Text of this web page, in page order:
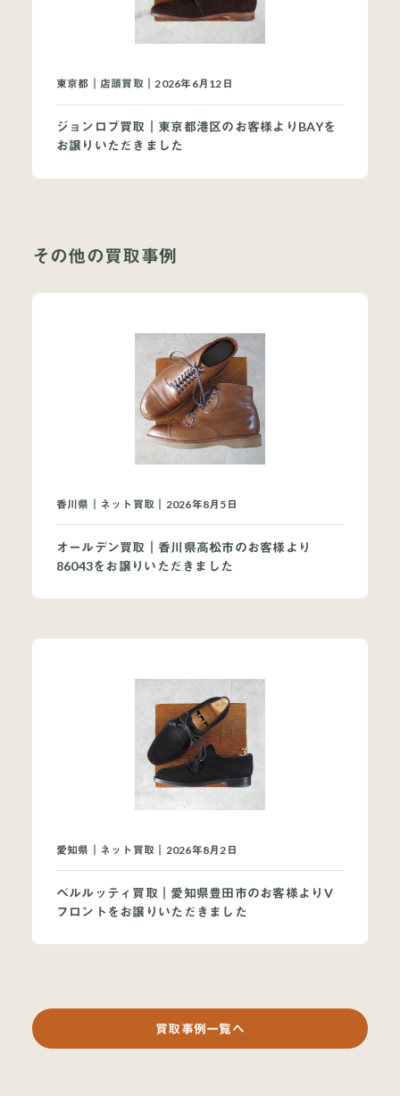
オンラインショップ
東京都｜店頭買取｜2026年6月12日
ジョンロブ買取｜東京都港区のお客様よりBAYを
お譲りいただきました
その他の買取事例
香川県｜ネット買取｜2026年8月5日
オールデン買取｜香川県高松市のお客様より
86043をお譲りいただきました
愛知県｜ネット買取｜2026年8月2日
ベルルッティ買取｜愛知県豊田市のお客様よりV
フロントをお譲りいただきました
買取事例一覧へ
買取ブランドページ